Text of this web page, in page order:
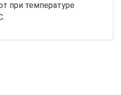
при температуре